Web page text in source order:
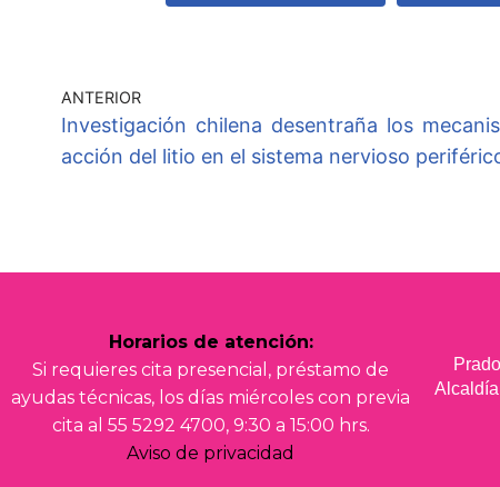
ANTERIOR
Investigación chilena desentraña los
acción del litio en el sistema nervioso
Horarios de atención:
Si requieres cita presencial, préstamo de
ayudas técnicas, los días miércoles con previa
cita al 55 5292 4700, 9:30 a 15:00 hrs.
Aviso de privacidad